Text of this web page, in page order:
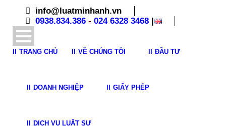
info@luatminhanh.vn
0938.834.386 - 024 6328 3468 |
TRANG CHỦ VỀ CHÚNG TÔI ĐẦU TƯ
DOANH NGHIỆP GIẤY PHÉP
DỊCH VỤ LUẬT SƯ